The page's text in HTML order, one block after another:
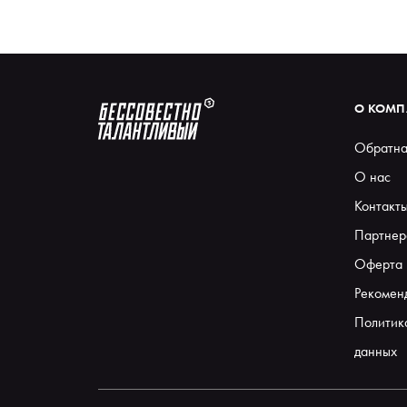
О
О нас
Оферта
данных